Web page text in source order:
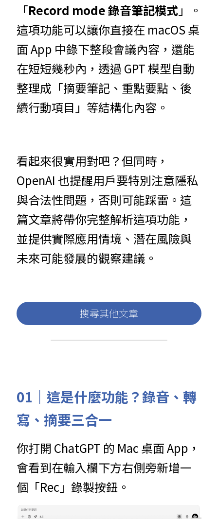
「Record mode 錄音筆記模式 」。
這項功能可以讓你直接在 macOS 桌
面 App 中錄下整段會議內容，還能
在短短幾秒內，透過 GPT 模型自動
整理成「摘要筆記、重點要點、後
續行動項目」等結構化內容。
看起來很實用對吧？但同時，
OpenAI 也提醒用戶要特別注意隱私
與合法性問題，否則可能踩雷。這
篇文章將帶你完整解析這項功能，
並提供實際應用情境、潛在風險與
未來可能發展的觀察建議。
搜尋其他文章
01｜這是什麼功能？錄音、轉
寫、摘要三合一
你打開 ChatGPT 的 Mac 桌面 App，
會看到在輸入欄下方右側旁新增一
個「Rec」錄製按鈕。